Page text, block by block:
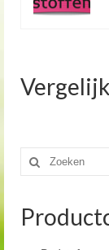
Zoeken
naar: